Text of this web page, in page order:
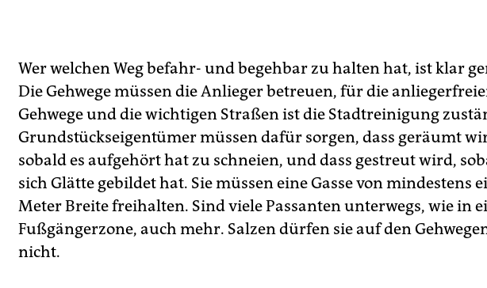
Wer welchen Weg befahr- und begehbar zu halten hat, ist klar
Die Gehwege müssen die Anlieger betreuen, für die
Gehwege und die wichtigen Straßen ist die Stadtreinigung
Grundstückseigentümer müssen dafür sorgen, dass geräumt
sobald es aufgehört hat zu schneien, und dass gestreut wird,
sich Glätte gebildet hat. Sie müssen eine Gasse von mindestens
Meter Breite freihalten. Sind viele Passanten unterwegs, wie in
Fußgängerzone, auch mehr. Salzen dürfen sie auf den
nicht.